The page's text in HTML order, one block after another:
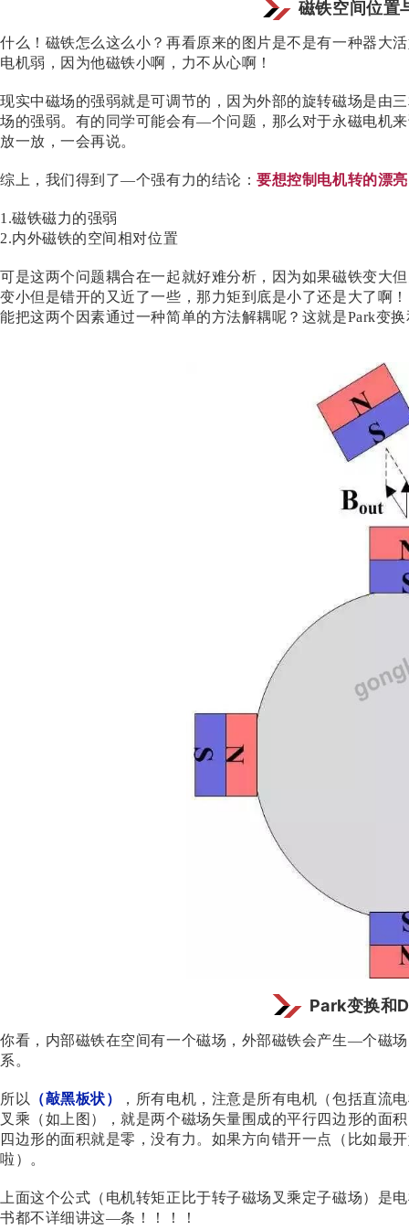
磁铁空间位置
什么！磁铁怎么这么小？再看原来的图片是不是有一种器大
电机弱，因为他磁铁小啊，力不从心啊！
现实中磁场的强弱就是可调节的，因为外部的旋转磁场是由
场的强弱。有的同学可能会有—个问题，那么对于永磁电机
放一放，一会再说。
综上，我们得到了—个强有力的结论：要想控制电机转的漂
1.磁铁磁力的强弱
2.内外磁铁的空间相对位置
可是这两个问题耦合在一起就好难分析，因为如果磁铁变大
变小但是错开的又近了一些，那力矩到底是小了还是大了啊
能把这两个因素通过一种简单的方法解耦呢？这就是Park变换
Park变换和
你看，内部磁铁在空间有一个磁场，外部磁铁会产生—个磁
系。
所以 （敲黑板状）
，所有电机，注意是所有电机（包括直流
叉乘（如上图），就是两个磁场矢量围成的平行四边形的面
四边形的面积就是零，没有力。如果方向错开一点（比如最
啦）。
上面这个公式（电机转矩正比于转子磁场叉乘定子磁场）是
书都不详细讲这—条！！！！